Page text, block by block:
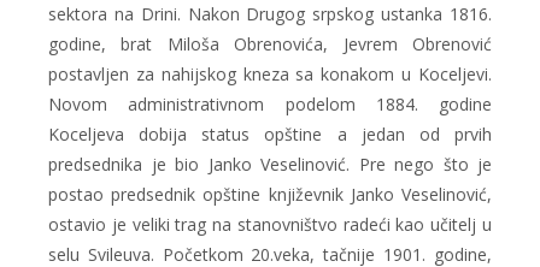
sektora na Drini. Nakon Drugog srpskog ustanka 1816.
godine, brat Miloša Obrenovića, Jevrem Obrenović
postavljen za nahijskog kneza sa konakom u Koceljevi.
Novom administrativnom podelom 1884. godine
Koceljeva dobija status opštine a jedan od prvih
predsednika je bio Janko Veselinović. Pre nego što je
postao predsednik opštine književnik Janko Veselinović,
ostavio je veliki trag na stanovništvo radeći kao učitelj u
selu Svileuva. Početkom 20.veka, tačnije 1901. godine,